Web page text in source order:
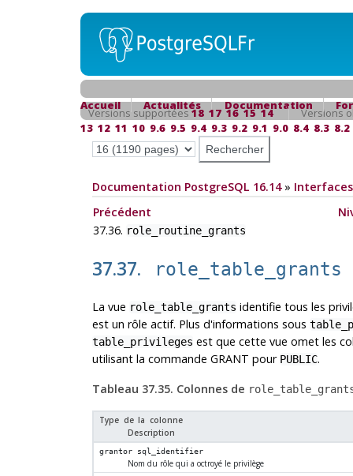
Accueil Actualités Documentation
Versions supportées18 17 16 15 14
Versions
13 12 11 10 9.6 9.5 9.4 9.3 9.2 9.1 9.0 8.4 8.3 8.2
Documentation PostgreSQL 16.14»
Précédent
37.36. role_routine_grants
37.37. role_table_grants
La vue role_table_grants identifie tous les
est un rôle actif. Plus d'informations sous
table_privileges est que cette vue omet les
utilisant la commande GRANT pour PUBLIC.
Tableau 37.35. Colonnes de
Type de la colonne
Description
grantor sql_identifier
Nom du rôle qui a octroyé le privilège